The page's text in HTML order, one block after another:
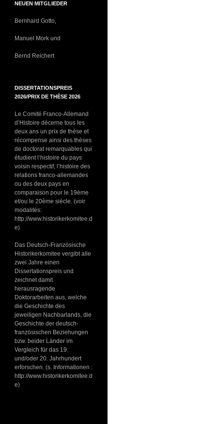
EUEN MITGLIEDER
Bernhard Gotto,
Manuel Mork und
Bernd Reichert
DISSERTATIONSPREIS
2026/PRIX DE THÈSE 2026
Le Comité Franco-Allemand
d’Histoire décerne tous les
deux ans un prix de thèse et
récompense ainsi des thèses
de doctorat remarquables qui
étudient l’histoire du pays
voisin respectif, l’histoire des
relations franco-allemandes
ou des deux pays en
comparaison pour le 19ème
et/ou le 20ème siècle. (voir
modalités:
http://www.historikerkomitee.d
e)
Das Deutsch-Französische
Historikerkomitee vergibt alle
zwei Jahre einen
Dissertationspreis und
zeichnet damit
herausragende
Doktorarbeiten aus, welche
die Geschichte des
jeweiligen Nachbarlands, die
Geschichte der deutsch-
französischen Beziehungen
bzw. beider Länder im
Vergleich für das 19.
und/oder 20. Jahrhundert
erforschen. (s. Informationen :
http://www.historikerkomitee.d
e)